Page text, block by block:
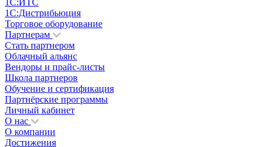
1С:Дистрибьюция
Торговое оборудование
Партнерам
Стать партнером
Облачный альянс
Вендоры и прайс-листы
Школа партнеров
Обучение и сертификация
Партнёрские программы
Личный кабинет
О нас
О компании
Достижения